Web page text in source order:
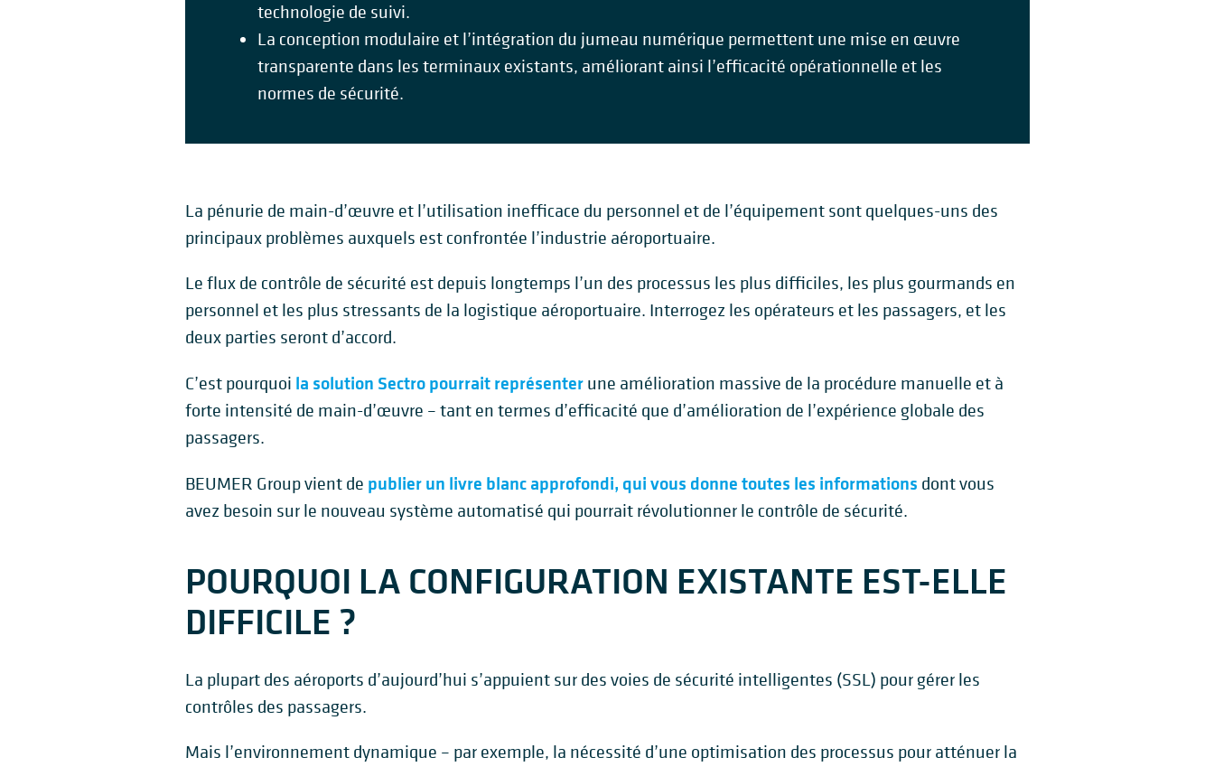
technologie de suivi.
La conception modulaire et l’intégration du jumeau numérique permettent une mise en œuvre
transparente dans les terminaux existants, améliorant ainsi l’efficacité opérationnelle et les
normes de sécurité.
La pénurie de main-d’œuvre et l’utilisation inefficace du personnel et de l’équipement sont quelques-uns des
principaux problèmes auxquels est confrontée l’industrie aéroportuaire.
Le flux de contrôle de sécurité est depuis longtemps l’un des processus les plus difficiles, les plus gourmands en
personnel et les plus stressants de la logistique aéroportuaire. Interrogez les opérateurs et les passagers, et les
deux parties seront d’accord.
C’est pourquoi la solution Sectro pourrait représenterune amélioration massive de la procédure manuelle et à
forte intensité de main-d’œuvre – tant en termes d’efficacité que d’amélioration de l’expérience globale des
passagers.
BEUMER Group vient de publier un livre blanc approfondi, qui vous donne toutes les informations dont vous
avez besoin sur le nouveau système automatisé qui pourrait révolutionner le contrôle de sécurité.
POURQUOI LA CONFIGURATION EXISTANTE EST-ELLE
DIFFICILE ?
La plupart des aéroports d’aujourd’hui s’appuient sur des voies de sécurité intelligentes (SSL) pour gérer les
contrôles des passagers.
Mais l’environnement dynamique – par exemple, la nécessité d’une optimisation des processus pour atténuer la